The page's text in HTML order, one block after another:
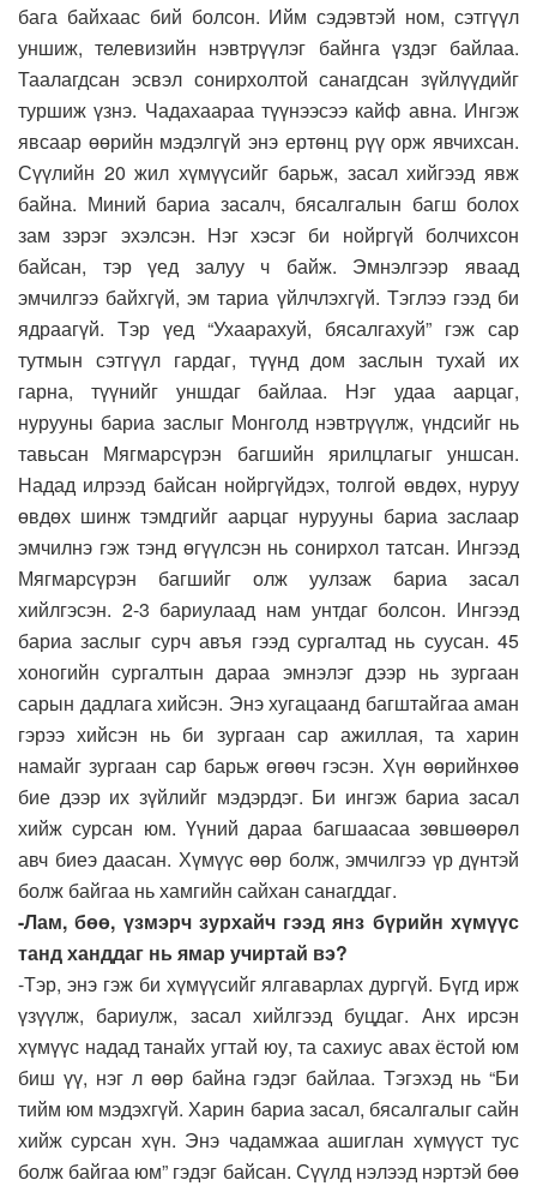
бага байхаас бий болсон. Ийм сэдэвтэй ном, сэтгүүл
уншиж, телевизийн нэвтрүүлэг байнга үздэг байлаа.
Таалагдсан эсвэл сонирхолтой санагдсан зүйлүүдийг
туршиж үзнэ. Чадахаараа түүнээсээ кайф авна. Ингэж
явсаар өөрийн мэдэлгүй энэ ертөнц рүү орж явчихсан.
Сүүлийн 20 жил хүмүүсийг барьж, засал хийгээд явж
байна. Миний бариа засалч, бясалгалын багш болох
зам зэрэг эхэлсэн. Нэг хэсэг би нойргүй болчихсон
байсан, тэр үед залуу ч байж. Эмнэлгээр яваад
эмчилгээ байхгүй, эм тариа үйлчлэхгүй. Тэглээ гээд би
ядраагүй. Тэр үед “Ухаарахуй, бясалгахуй” гэж сар
тутмын сэтгүүл гардаг, түүнд дом заслын тухай их
гарна, түүнийг уншдаг байлаа. Нэг удаа аарцаг,
нурууны бариа заслыг Монголд нэвтрүүлж, үндсийг нь
тавьсан Мягмарсүрэн багшийн ярилцлагыг уншсан.
Надад илрээд байсан нойргүйдэх, толгой өвдөх, нуруу
өвдөх шинж тэмдгийг аарцаг нурууны бариа заслаар
эмчилнэ гэж тэнд өгүүлсэн нь сонирхол татсан. Ингээд
Мягмарсүрэн багшийг олж уулзаж бариа засал
хийлгэсэн. 2-3 бариулаад нам унтдаг болсон. Ингээд
бариа заслыг сурч авъя гээд сургалтад нь суусан. 45
хоногийн сургалтын дараа эмнэлэг дээр нь зургаан
сарын дадлага хийсэн. Энэ хугацаанд багштайгаа аман
гэрээ хийсэн нь би зургаан сар ажиллая, та харин
намайг зургаан сар барьж өгөөч гэсэн. Хүн өөрийнхөө
бие дээр их зүйлийг мэдэрдэг. Би ингэж бариа засал
хийж сурсан юм. Үүний дараа багшаасаа зөвшөөрөл
авч биеэ даасан. Хүмүүс өөр болж, эмчилгээ үр дүнтэй
болж байгаа нь хамгийн сайхан санагддаг.
-Лам, бөө, үзмэрч зурхайч гээд янз бүрийн хүмүүс
танд ханддаг нь ямар учиртай вэ?
-Тэр, энэ гэж би хүмүүсийг ялгаварлах дургүй. Бүгд ирж
үзүүлж, бариулж, засал хийлгээд буцдаг. Анх ирсэн
хүмүүс надад танайх угтай юу, та сахиус авах ёстой юм
биш үү, нэг л өөр байна гэдэг байлаа. Тэгэхэд нь “Би
тийм юм мэдэхгүй. Харин бариа засал, бясалгалыг сайн
хийж сурсан хүн. Энэ чадамжаа ашиглан хүмүүст тус
болж байгаа юм” гэдэг байсан. Сүүлд нэлээд нэртэй бөө